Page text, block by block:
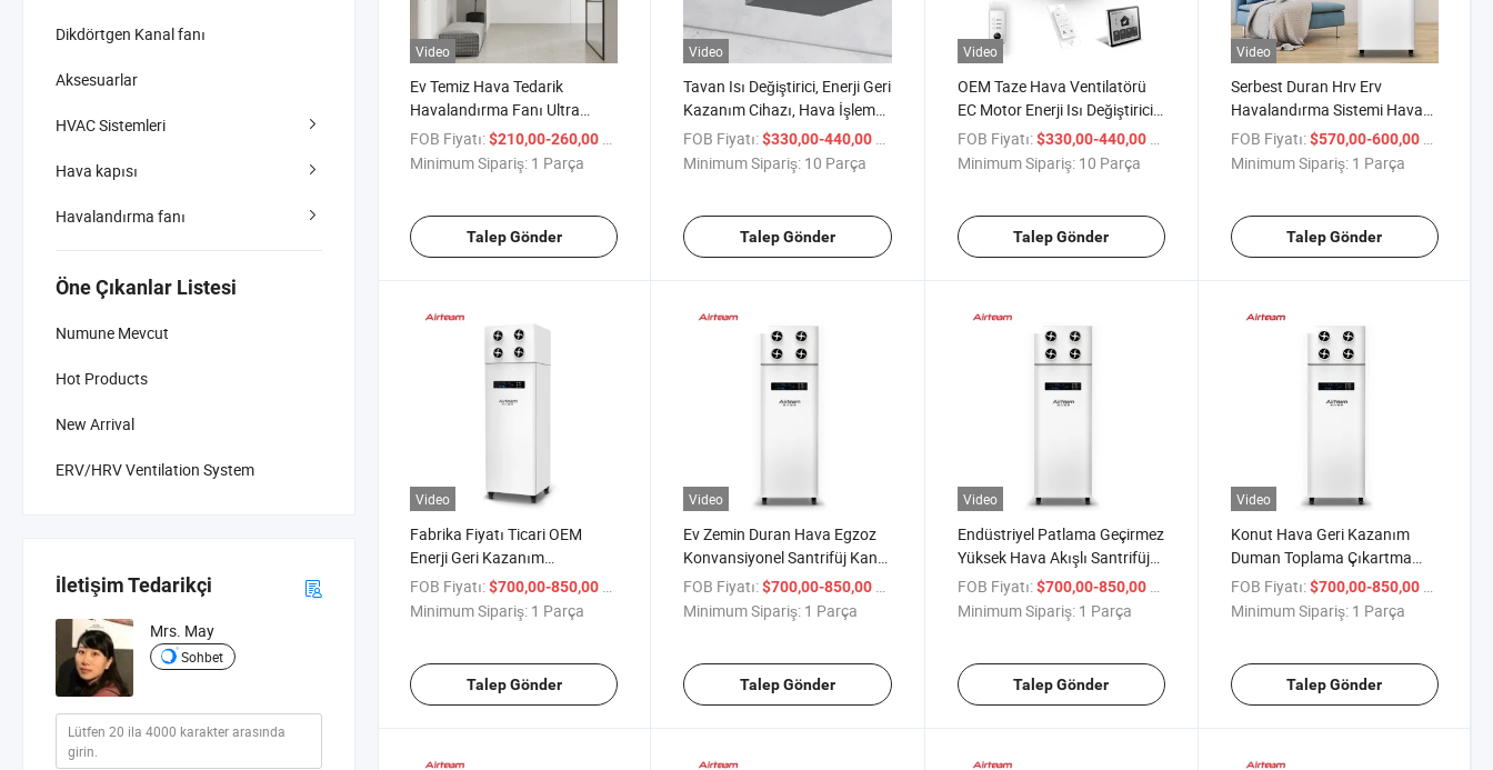
Dikdörtgen Kanal fanı
Aksesuarlar
HVAC Sistemleri
Hava kapısı
Havalandırma fanı
Öne Çıkanlar Listesi
Numune Mevcut
Hot Products
New Arrival
ERV/HRV Ventilation System
İletişim Tedarikçi
Mrs. May
Sohbet
Video
Ev Temiz Hava Tedarik
Havalandırma Fanı Ultra
Sessiz Enerji Tasarruflu
Havalandırma
FOB Fiyatı:$210,00-260,00
Minimum Sipariş: 1 Parça
Talep Gönder
Video
Tavan Isı Değiştirici, Enerji Geri
Kazanım Cihazı, Hava İşleme
Ünitesi, Recuperatör, Enerji
Geri Kazanım Ventilatörü
FOB Fiyatı: $330,00-440,00
Minimum Sipariş: 10 Parça
Talep Gönder
Video
OEM Taze Hava Ventilatörü
EC Motor Enerji Isı Değiştirici
Recuperator Havalandırma
Sistemi
FOB Fiyatı: $330,00-440,00
Minimum Sipariş: 10 Parça
Talep Gönder
Video
Serbest Duran Hrv Erv
Havalandırma Sistemi Hava
İşleme Ünitesi Enerji Geri
Kazanım Ventilatörü
FOB Fiyatı: $570,00-600,00
Minimum Sipariş: 1 Parça
Talep Gönder
Video
Fabrika Fiyatı Ticari OEM
Enerji Geri Kazanım
Ventilatörü Recuperator Geri
Dönüşüm Filtrasyon
Temizleyici İklimlendirme
Havalandırma Fanı
FOB Fiyatı:$700,00-850,00
Minimum Sipariş: 1 Parça
Talep Gönder
Video
Ev Zemin Duran Hava Egzoz
Konvansiyonel Santrifüj Kanal
Fanı Pm2.5 Filtre Erv Hava
Temizleme Havalandırma
FOB Fiyatı: $700,00-850,00
Minimum Sipariş: 1 Parça
Talep Gönder
Video
Endüstriyel Patlama Geçirmez
Yüksek Hava Akışlı Santrifüj
Elektrik Pm2.5 Koleksiyonu
Enerji Geri Kazanım
Havalandırma Fanı
FOB Fiyatı: $700,00-850,00
Minimum Sipariş: 1 Parça
Talep Gönder
Video
Konut Hava Geri Kazanım
Duman Toplama Çıkartma
Mekanik Havalandırma
Sistemi Erv Hava İşleme
FOB Fiyatı: $700,00-850,00
Minimum Sipariş: 1 Parça
Talep Gönder